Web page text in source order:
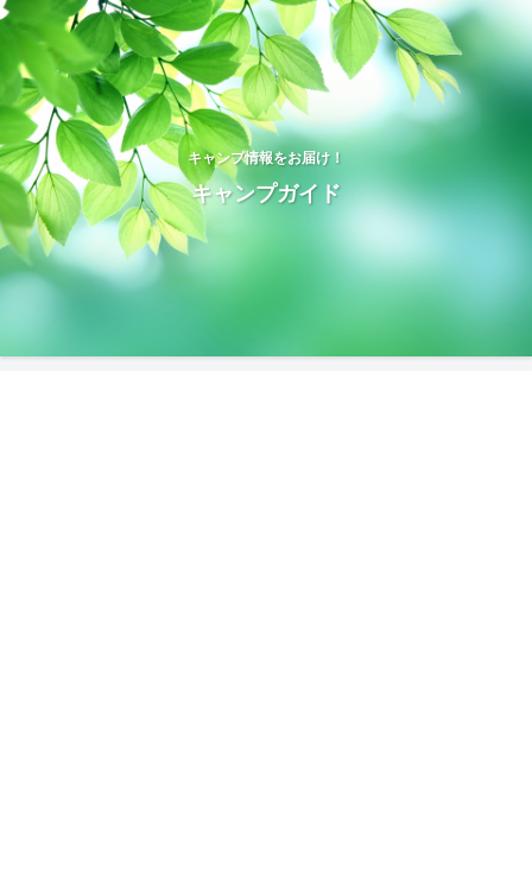
キャンプ情報をお届け！
キャンプガイド